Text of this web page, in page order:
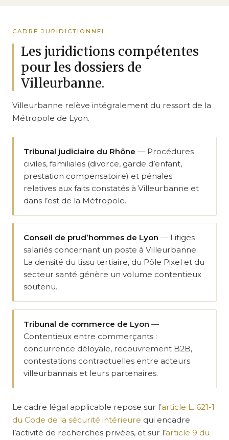
CADRE JURIDICTIONNEL
Les juridictions compétentes
pour les dossiers de
Villeurbanne.
Villeurbanne relève intégralement du ressort de la
Métropole de Lyon.
Tribunal judiciaire du Rhône — Procédures
civiles, familiales (divorce, garde d’enfant,
prestation compensatoire) et pénales
relatives aux faits constatés à Villeurbanne et
dans l’est de la Métropole.
Conseil de prud’hommes de Lyon — Litiges
salariés concernant un poste à Villeurbanne.
La densité du tissu tertiaire, du Pôle Pixel et du
secteur santé génère un volume contentieux
soutenu.
Tribunal de commerce de Lyon —
Contentieux entre commerçants :
concurrence déloyale, recouvrement B2B,
contestations contractuelles entre acteurs
villeurbannais et leurs partenaires.
Le cadre légal applicable repose sur l’article L. 621-1
du Code de la sécurité intérieure qui encadre
l’activité de recherches privées, et sur l’article 9 du